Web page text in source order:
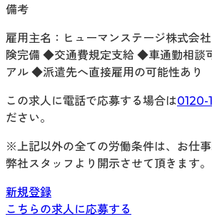
備考
雇用主名：ヒューマンステージ株式会
険完備 ◆交通費規定支給 ◆車通勤相談
アル ◆派遣先へ直接雇用の可能性あり
この求人に電話で応募する場合は0120-
ださい。
※上記以外の全ての労働条件は、お仕
弊社スタッフより開示させて頂きます。
新規登録
こちらの求人に応募する